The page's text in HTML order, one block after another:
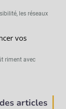
les réseaux
vos
riment avec
articles